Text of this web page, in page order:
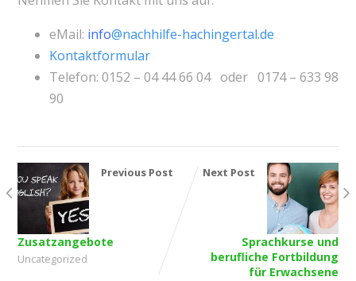
eMail: info@nachhilfe-hachingertal.de
Kontaktformular
Telefon: 0152 – 04 44 66 04 oder 0174 – 633 98
90
Previous Post
Zusatzangebote
Uncategorized
Next Post
Sprachkurse und
berufliche Fortbildung
für Erwachsene